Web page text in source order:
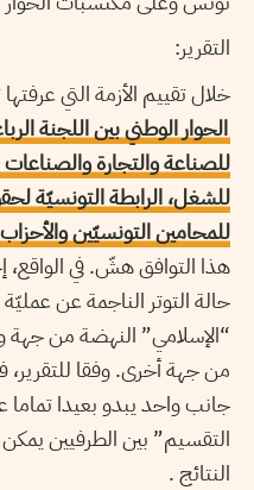
التقرير:
خلال تقييم الأزمة التي
الحوار الوطني بين اللجنة
للصناعة والتجارة والصناعات
للشغل، الرابطة التونسيّة
للمحامين التونسيّين
هذا التوافق هشّ. في الواقع،
حالة التوتر الناجمة عن
“الإسلامي” النهضة من جهة
من جهة أخرى. وفقا للتقرير،
جانب واحد يبدو بعيدا تماما
التقسيم” بين الطرفيين
النتائج .